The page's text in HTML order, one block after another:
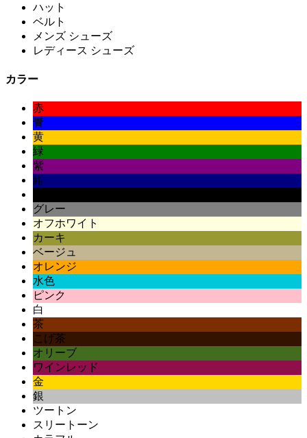
ハット
ベルト
メンズ シューズ
レディース シューズ
カラー
赤
青
黄
緑
紫
紺
グレー
オフホワイト
カーキ
ベージュ
オレンジ
水色
ピンク
白
茶
こげ茶
オリーブ
ワインレッド
金
銀
ツートン
スリートーン